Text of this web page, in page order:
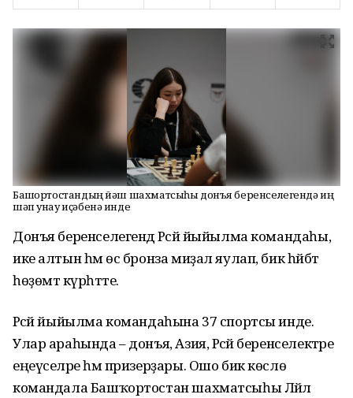
Башҡортостандың йәш шахматсыһы донъя беренселегендә иң
шәп унау иҫәбенә инде
Донъя беренселегендә Рәсәй йыйылма командаһы,
ике алтын һәм өс бронза миҙал яулап, бик һәйбәт
һөҙөмтә күрһәтте.
Рәсәй йыйылма командаһына 37 спортсы инде.
Улар араһында – донъя, Азия, Рәсәй беренселектәре
еңеүселәре һәм призерҙары. Ошо бик көслө
командала Башҡортостан шахматсыһы Ләйлә